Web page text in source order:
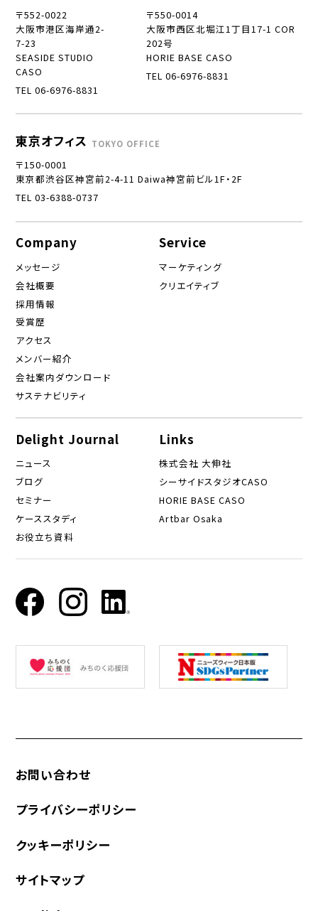
〒552-0022
大阪市港区海岸通2-
7-23
SEASIDE STUDIO
CASO
TEL 06-6976-8831
〒550-0014
大阪市西区北堀江1丁目17-1 COR
202号
HORIE BASE CASO
TEL 06-6976-8831
東京オフィス TOKYO OFFICE
〒150-0001
東京都渋谷区神宮前2-4-11 Daiwa神宮前ビル1F・2F
TEL 03-6388-0737
Company
メッセージ
会社概要
採用情報
受賞歴
アクセス
メンバー紹介
会社案内ダウンロード
サステナビリティ
Service
マーケティング
クリエイティブ
Delight Journal
ニュース
ブログ
セミナー
ケーススタディ
お役立ち資料
Links
株式会社 大伸社
シーサイドスタジオCASO
HORIE BASE CASO
Artbar Osaka
お問い合わせ
プライバシーポリシー
クッキーポリシー
サイトマップ